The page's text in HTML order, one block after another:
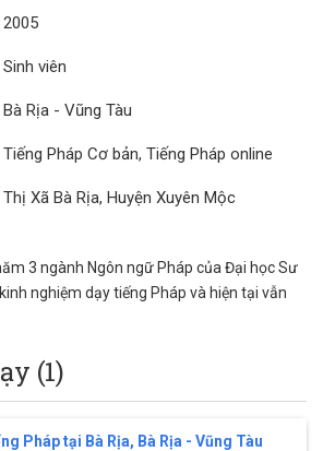
2005
Sinh viên
Bà Rịa - Vũng Tàu
Tiếng Pháp Cơ bản, Tiếng Pháp online
Thị Xã Bà Rịa, Huyện Xuyên Mộc
3 ngành Ngôn ngữ Pháp của Đại học Sư
nghiệm dạy tiếng Pháp và hiện tại vẫn
(1)
Pháp tại Bà Rịa, Bà Rịa - Vũng Tàu